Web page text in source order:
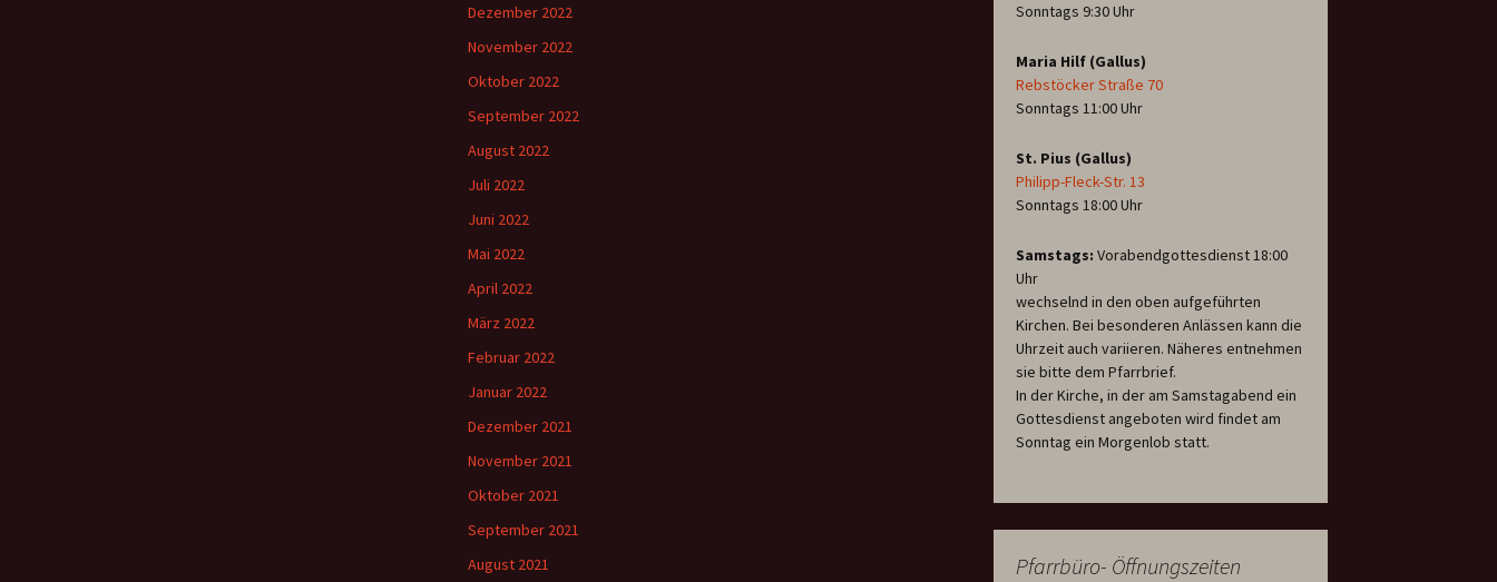
Sonntags 9:30 Uhr
Maria Hilf (Gallus)
Rebstöcker Straße 70
Sonntags 11:00 Uhr
St. Pius (Gallus)
Philipp-Fleck-Str. 13
Sonntags 18:00 Uhr
Samstags: Vorabendgottesdienst 18:00
Uhr
wechselnd in den oben aufgeführten
Kirchen. Bei besonderen Anlässen kann die
Uhrzeit auch variieren. Näheres entnehmen
sie bitte dem Pfarrbrief.
In der Kirche, in der am Samstagabend ein
Gottesdienst angeboten wird findet am
Sonntag ein Morgenlob statt.
Pfarrbüro- Öffnungszeiten
Dezember 2022
November 2022
Oktober 2022
September 2022
August 2022
Juli 2022
Juni 2022
Mai 2022
April 2022
März 2022
Februar 2022
Januar 2022
Dezember 2021
November 2021
Oktober 2021
September 2021
August 2021